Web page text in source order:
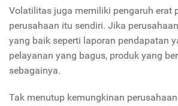
Volatilitas juga memiliki pengaruh erat
perusahaan itu sendiri. Jika
yang baik seperti laporan pendapatan
pelayanan yang bagus, produk yang
sebagainya.
Tak menutup kemungkinan